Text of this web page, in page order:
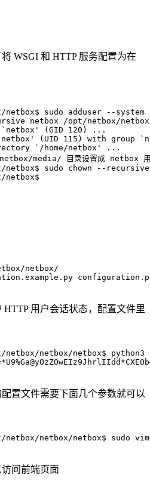
WSGI 和 HTTP 服务配置为在
netbox$ sudo adduser --
netbox /opt/netbox/
`netbox' (GID 120) ...
`netbox' (UID 115) with group
`/home/netbox' ...
media/ 目录设置成 netbox 用户
netbox$ sudo chown --
netbox$
netbox/
用户会话状态，配置文件里
netbox/netbox/netbox$
置文件需要下面几个参数就可以
netbox/netbox/netbox$ sudo
问前端页面